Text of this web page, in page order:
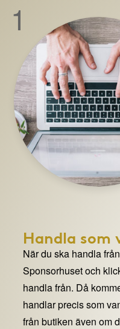
1
Handla som
När du ska handla
Sponsorhuset och
handla från. Då
handlar precis som
från butiken även om